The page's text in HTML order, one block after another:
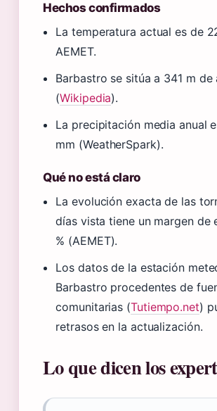
Hechos confirmados
La temperatura actual es de
AEMET.
Barbastro se sitúa a 341 m de
(Wikipedia).
La precipitación media anual
mm (WeatherSpark).
Qué no está claro
La evolución exacta de las
días vista tiene un margen de
% (AEMET).
Los datos de la estación
Barbastro procedentes de
comunitarias (Tutiempo.net)
retrasos en la actualización.
Lo que dicen los